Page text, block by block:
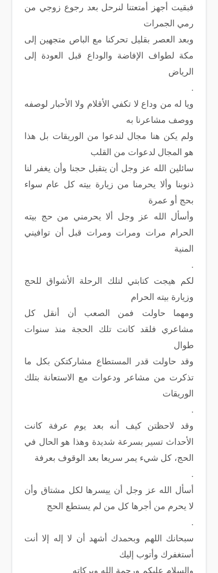
فبقيت أجهز أمتعتنا لنرحل بعد رجوع زوجي من
رمي الجمرات
وبعد العصر بقليل تحركنا مع الباص متجهين إلى
مكة لطواف الإفاضة والوداع قبل العودة إلى
الرياض
.
ويا له من وداع لا تكفي الأقلام ولا الأحبار لوصفه
ووصف مشاعرنا به
ولم يكن هنا مجال لندعوا من الوريقات بل هذا
هو المجال لدعوات من القلب
سائلين الله عز وجل أن يتقبل حجنا وأن يغفر لنا
ذنوبنا وألا يحرمنا من زيارة بيته كل عام سواء
بحج أو عمرة
وأسأل الله عز وجل ألا يحرمني من حج بيته
الحرام مرات ومرات ومرات قبل أن توافيني
المنية
.
لكم هيجت كتابتي لتلك الرحلة الأشواق للحج
وزيارة بيته الحرام
ومهما حاولت فمن الصعب أن أنقل كل
مشاعري فلقد كانت تلك الحجة منذ سنوات
طوال
وقد حاولت قدر المستطاع مشاركتكن بكل ما
تذكرت من مشاعر ودعوات مع الاستعانة بتلك
الوريقات
.
وقد لاحظتن كيف أنه بعد يوم عرفة كانت
الأحداث تسير بسرعة شديدة وهذا هو الحال في
الحج، كل شيء يمر سريعا بعد الوقوف بعرفة
.
أسأل الله عز وجل أن ييسرها لكل مشتاق وأن
لا يحرم من أجرها كل من لم يستطع الحج
.
سبحانك اللهم وبحمدك أشهد أن لا إله إلا أنت
أستغفرك وأتوب إليك
والسلام عليكم ورحمة الله وبركاته